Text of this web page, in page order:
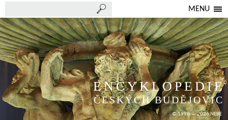
MENU
ENCYKLOPEDIE
ČESKÝCH BUDĚJOVIC
© 1998 — 2026 NEBE